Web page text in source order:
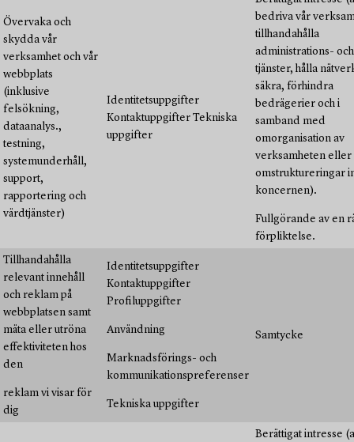
Övervaka och
skydda vår
verksamhet och vår
webbplats
(inklusive
felsökning,
dataanalys.,
testning,
systemunderhåll,
support,
rapportering och
värdtjänster)
Identitetsuppgifter
Kontaktuppgifter Tekniska
uppgifter
bedriva vår
tillhandahålla
administrations-
tjänster, hålla
säkra, förhindra
bedrägerier och i
samband med
omorganisation av
verksamheten eller
omstruktureringar
koncernen).
Fullgörande av en
förpliktelse.
Tillhandahålla
relevant innehåll
och reklam på
webbplatsen samt
mäta eller utröna
effektiviteten hos
den
reklam vi visar för
dig
Identitetsuppgifter
Kontaktuppgifter
Profiluppgifter
Användning
Marknadsförings- och
kommunikationspreferenser
Tekniska uppgifter
Samtycke
Berättigat intresse